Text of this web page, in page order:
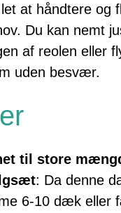
at håndtere og
Du kan nemt
af reolen eller
uden besvær.
til store
: Da denne
6-10 dæk